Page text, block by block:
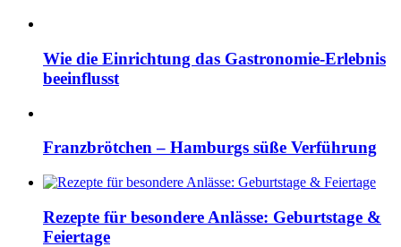
Wie die Einrichtung das Gastronomie-Erlebnis
beeinflusst
Franzbrötchen – Hamburgs süße Verführung
Rezepte für besondere Anlässe: Geburtstage &
Feiertage